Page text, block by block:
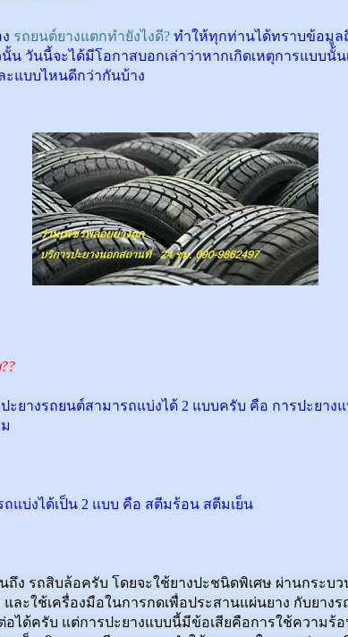
รถยนต์ยางแตกทำยังไงดี? ทำให้ทุกท่านได้ทราบข้อมูลถึ
นั้น วันนี้จะได้มีโอกาสบอกเล่าว่าหากเกิดเหตุการแบบนั้น
ะแบบไหนดีกว่ากันบ้าง
ะยางรถยนต์สามารถแบ่งได้ 2 แบบครับ คือ การปะยาง
แบ่งได้เป็น 2 แบบ คือ สตีมร้อน สตีมเย็น
ถึง รถสิบล้อครับ โดยจะใช้ยางปะชนิดพิเศษ ผ่านกระบ
ละใช้เครื่องมือในการกดเพื่อประสานแผ่นยาง กับยาง
ได้ครับ แต่การปะยางแบบนี้มีข้อเสียคือการใช้ความร้อ